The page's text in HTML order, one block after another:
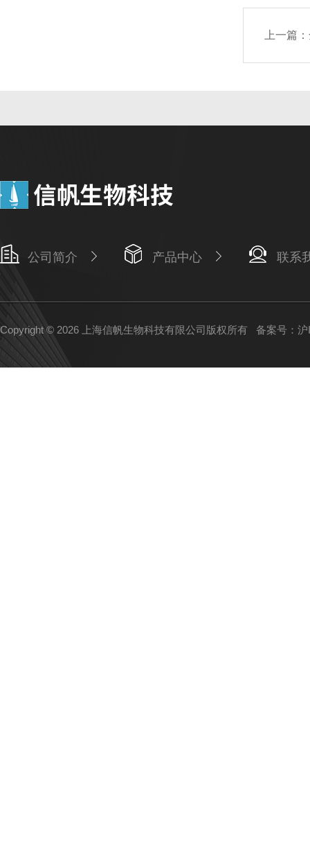
上一篇：
公司简介 产品中心 联系
Copyright © 2026 上海信帆生物科技有限公司版权所有 备案号：